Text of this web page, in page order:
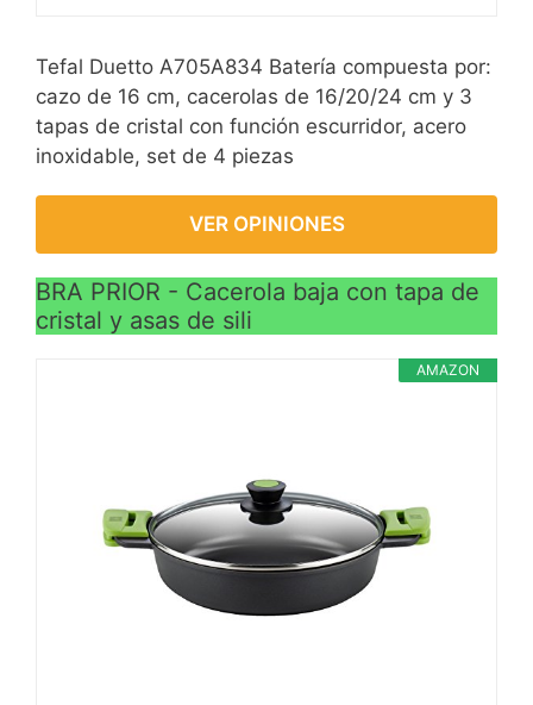
Tefal Duetto A705A834 Batería compuesta por:
cazo de 16 cm, cacerolas de 16/20/24 cm y 3
tapas de cristal con función escurridor, acero
inoxidable, set de 4 piezas
VER OPINIONES
BRA PRIOR - Cacerola baja con tapa de
cristal y asas de sili
AMAZON